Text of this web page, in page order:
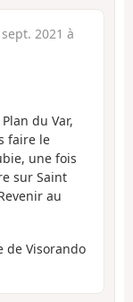
2021 à
du Var,
faire le
une fois
sur Saint
au
de Visorando